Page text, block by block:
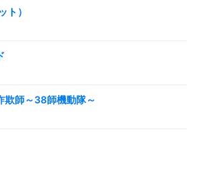
ト）
欺師～38師機動隊～